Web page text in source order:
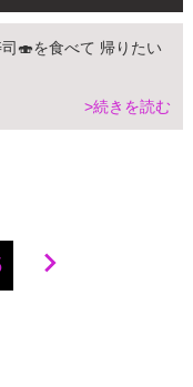
🍣を食べて 帰りたい
>続きを読む